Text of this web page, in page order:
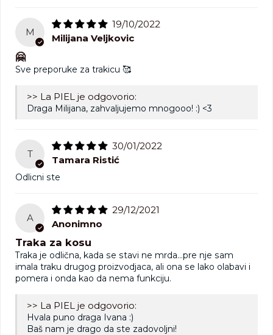
M
19/10/2022
Milijana Veljkovic
🤗
Sve preporuke za trakicu 🥰
>> La PIEL je odgovorio:
Draga Milijana, zahvaljujemo mnogooo! :) <3
T
30/01/2022
Tamara Ristić
Odlicni ste
A
29/12/2021
Anonimno
Traka za kosu
Traka je odlična, kada se stavi ne mrda...pre nje sam
imala traku drugog proizvodjaca, ali ona se lako olabavi i
pomera i onda kao da nema funkciju.
>> La PIEL je odgovorio:
Hvala puno draga Ivana :)
Baš nam je drago da ste zadovoljni!